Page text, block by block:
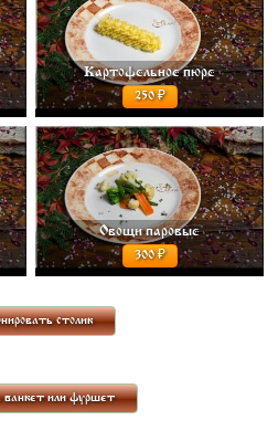
Картофельное пюре
250
С
Овощи паровые
300
ОВОЩИ ПАРОВЫЕ (БРОККОЛИ,
ЦВЕТНАЯ КАПУСТА, ФАСОЛЬ
СТРУЧКОВАЯ) 100 ГР. 300
столик
банкет или фуршет